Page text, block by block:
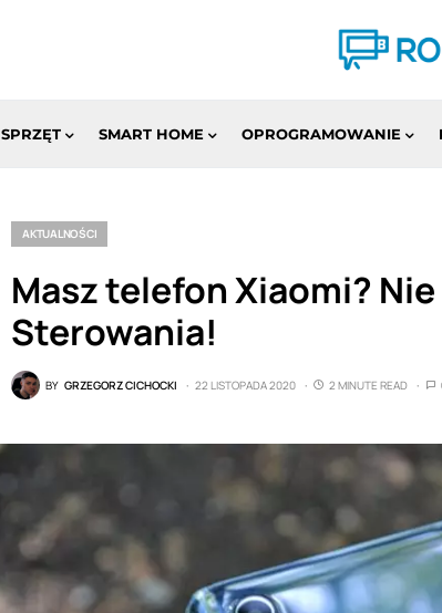
SPRZĘT SMART HOME OPROGRAMOWANIE
AKTUALNOŚCI
Masz telefon Xiaomi?
Sterowania!
BY GRZEGORZ CICHOCKI 22 LISTOPADA 2020 2 MINUTE READ